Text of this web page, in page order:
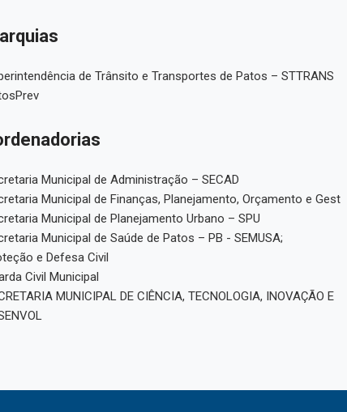
de Trânsito e Transportes de Patos – STTRANS
Municipal de Administração – SECAD
Municipal de Finanças, Planejamento, Orçamento e Gest
Municipal de Planejamento Urbano – SPU
Municipal de Saúde de Patos – PB - SEMUSA;
e Defesa Civil
Civil Municipal
MUNICIPAL DE CIÊNCIA, TECNOLOGIA, INOVAÇÃO E